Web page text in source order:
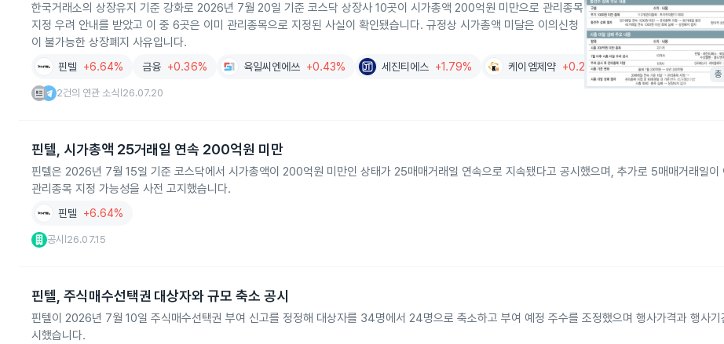
한국거래소의 상장유지 기준 강화로 2026년 7월 20일 기준 코스닥 상장사 10곳이 시가총액 200억원 미만으로 관리종목
지정 우려 안내를 받았고 이 중 6곳은 이미 관리종목으로 지정된 사실이 확인됐습니다. 규정상 시가총액 미달은 이의신청
이 불가능한 상장폐지 사유입니다.
핀텔 +6.64% 금융 +0.36% 육일씨엔에쓰 +0.43% 세진티에스 +1.79% 케이엠제약 +0.22%
2건의 연관 소식 26.07.20
핀텔, 시가총액 25거래일 연속 200억원 미만
핀텔은 2026년 7월 15일 기준 코스닥에서 시가총액이 200억원 미만인 상태가 25매매거래일 연속으로 지속됐다고 공시했으며, 추가로 5매매거래일이
관리종목 지정 가능성을 사전 고지했습니다.
핀텔 +6.64%
공시 26.07.15
핀텔, 주식매수선택권 대상자와 규모 축소 공시
핀텔이 2026년 7월 10일 주식매수선택권 부여 신고를 정정해 대상자를 34명에서 24명으로 축소하고 부여 예정 주수를 조정했으며 행사가격과 행사기
시했습니다.